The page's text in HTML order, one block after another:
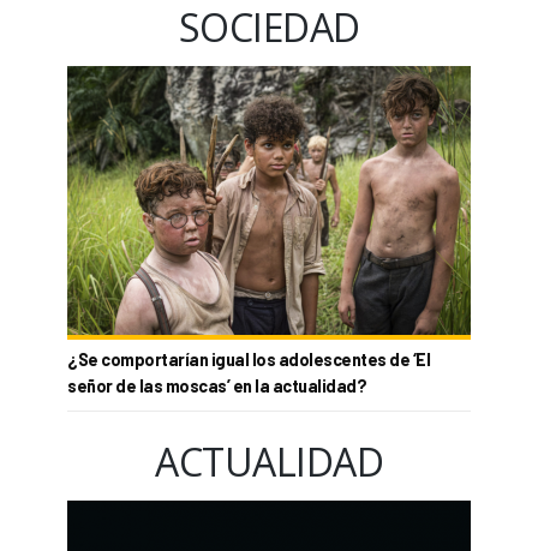
SOCIEDAD
¿Se comportarían igual los adolescentes de ‘El
señor de las moscas’ en la actualidad?
ACTUALIDAD